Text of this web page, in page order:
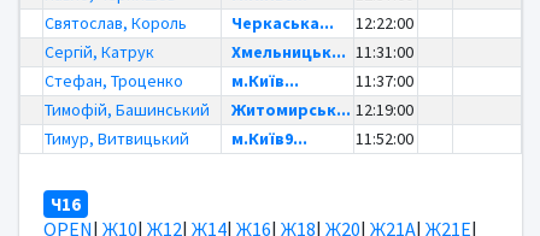
Святослав, Король
Черкаська...
12:22:00
Сергій, Катрук
Хмельницьк... 11:31:00
Стефан, Троценко
м.Київ...
11:37:00
Тимофій, Башинський
Житомирськ... 12:19:00
Тимур, Витвицький
м.Київ9... 11:52:00
Ч16
OPEN| Ж10| Ж12| Ж14| Ж16| Ж18| Ж20| Ж21А| Ж21Е|